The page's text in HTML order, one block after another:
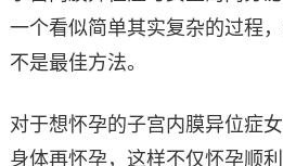
一个看似简单其实复杂的过程
不是最佳方法。
对于想怀孕的子宫内膜异位症
身体再怀孕，这样不仅怀孕顺